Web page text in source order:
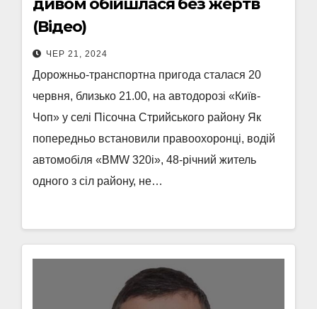
дивом обійшлася без жертв
(Відео)
ЧЕР 21, 2024
Дорожньо-транспортна пригода сталася 20
червня, близько 21.00, на автодорозі «Київ-
Чоп» у селі Пісочна Стрийського району Як
попередньо встановили правоохоронці, водій
автомобіля «BMW 320i», 48-річний житель
одного з сіл району, не…